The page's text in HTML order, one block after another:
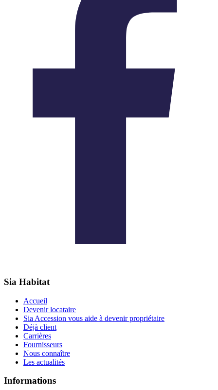
Sia Habitat
Accueil
Devenir locataire
Sia Accession vous aide à devenir propriétaire
Déjà client
Carrières
Fournisseurs
Nous connaître
Les actualités
Informations